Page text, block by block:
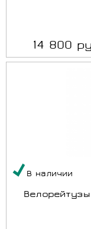
14 800
В наличии
Велорейтузы